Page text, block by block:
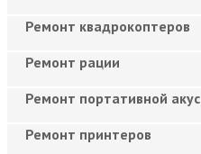
Ремонт квадрокоптеров
Ремонт рации
Ремонт портативной
Ремонт принтеров